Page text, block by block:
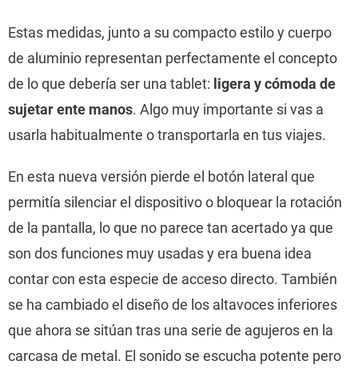
Estas medidas, junto a su compacto estilo y cuerpo
de aluminio representan perfectamente el concepto
de lo que debería ser una tablet: ligera y cómoda de
sujetar ente manos. Algo muy importante si vas a
usarla habitualmente o transportarla en tus viajes.
En esta nueva versión pierde el botón lateral que
permitía silenciar el dispositivo o bloquear la rotación
de la pantalla, lo que no parece tan acertado ya que
son dos funciones muy usadas y era buena idea
contar con esta especie de acceso directo. También
se ha cambiado el diseño de los altavoces inferiores
que ahora se sitúan tras una serie de agujeros en la
carcasa de metal. El sonido se escucha potente pero